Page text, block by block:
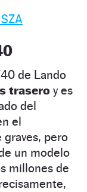
de Lando
trasero y es
del
el
pero
un modelo
millones de